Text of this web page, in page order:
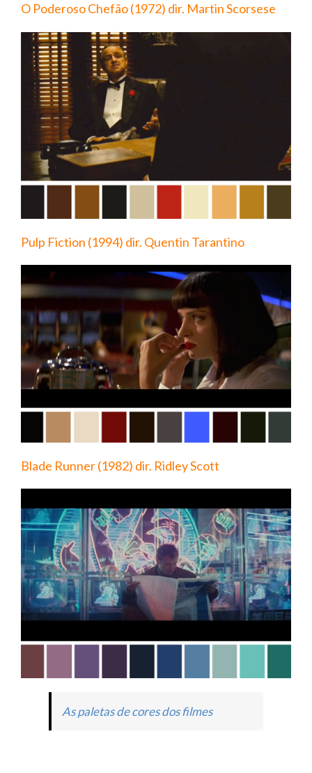
O Poderoso Chefão (1972) dir. Martin Scorsese
Pulp Fiction (1994) dir. Quentin Tarantino
Blade Runner (1982) dir. Ridley Scott
As paletas de cores dos filmes